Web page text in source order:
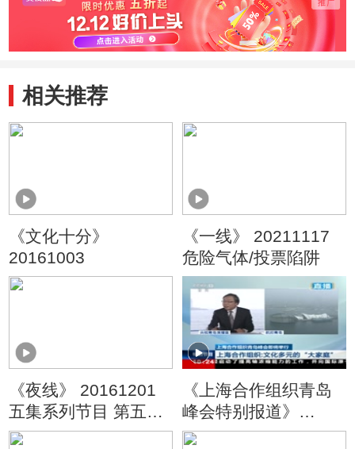
相关推荐
《文化十分》
20161003
《一线》 20211117
危险气体/投票陷阱
《夜线》 20161201
五集系列节目 第五集
“爱”为什么变成了恨
《上海合作组织青岛
峰会特别报道》
20180606 10:00